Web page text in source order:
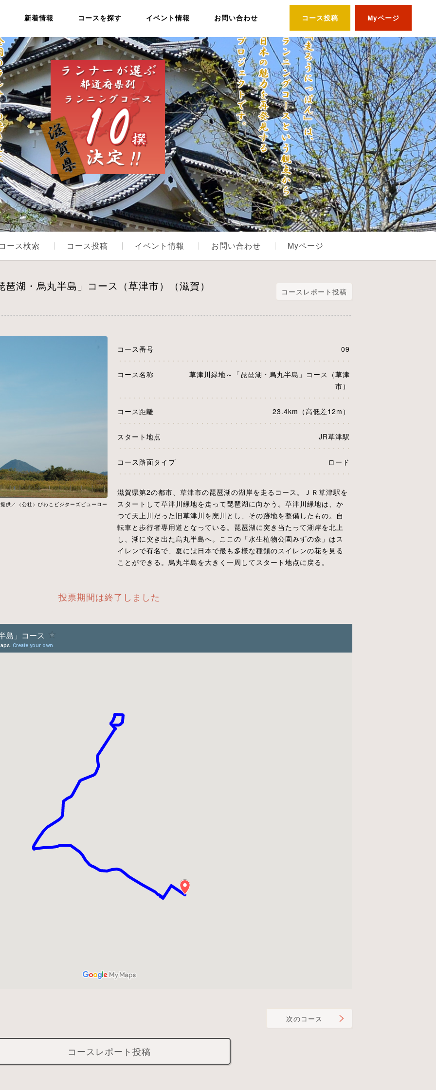
新着情報 コースを探す イベント情報 お問い合わせ コース投稿 Myページ
ース検索 コース投稿 イベント情報 お問い合わせ Myページ
湖・烏丸半島」コース（草津市）（滋賀） コースレポート投稿
供／（公社）びわこビジターズビューロー
コース番号 09
コース名称
草津川緑地～「琵琶湖・烏丸半島」コース（草津
市）
コース距離 23.4km（高低差12m）
スタート地点 JR草津駅
コース路面タイプ ロード
滋賀県第2の都市、草津市の琵琶湖の湖岸を走るコース。ＪＲ草津駅を
スタートして草津川緑地を走って琵琶湖に向かう。草津川緑地は、か
つて天上川だった旧草津川を廃川とし、その跡地を整備したもの。自
転車と歩行者専用道となっている。琵琶湖に突き当たって湖岸を北上
し、湖に突き出た烏丸半島へ。ここの「水生植物公園みずの森」はス
イレンで有名で、夏には日本で最も多様な種類のスイレンの花を見る
ことができる。烏丸半島を大きく一周してスタート地点に戻る。
投票期間は終了しました
次のコース
コースレポート投稿